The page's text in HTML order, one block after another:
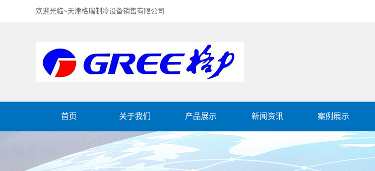
欢迎光临~天津格瑞制冷设备销售有限公司
首页 关于我们 产品展示 新闻资讯 案例展示